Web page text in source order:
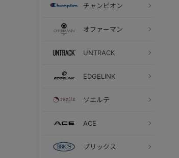
チャンピオン
オファーマン
UNTRACK
EDGELINK
ソエルテ
ACE
ブリックス